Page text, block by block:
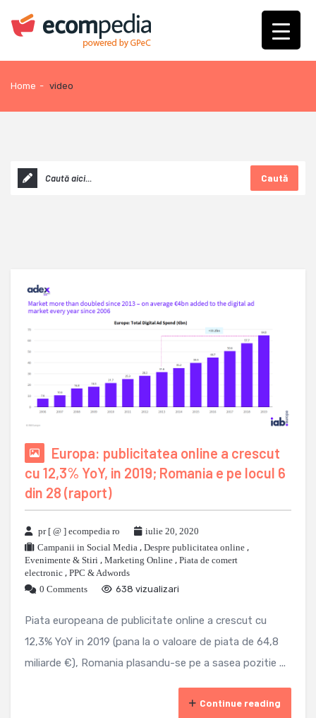
Home - video
Caută
Europa: publicitatea online a crescut
cu 12,3% YoY, in 2019; Romania e pe locul 6
din 28 (raport)
pr [ @ ] ecompedia ro
iulie 20, 2020
Campanii in Social Media , Despre publicitatea online ,
Evenimente & Stiri , Marketing Online , Piata de comert
electronic , PPC & Adwords
0 Comments
638 vizualizari
Piata europeana de publicitate online a crescut cu
12,3% YoY in 2019 (pana la o valoare de piata de 64,8
miliarde €), Romania plasandu-se pe a sasea pozitie ...
Continue reading